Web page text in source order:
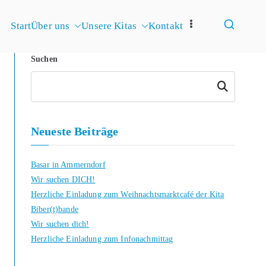
StartÜber uns Unsere Kitas Kontakt
Suchen
Suchen
Neueste Beiträge
Basar in Ammerndorf
Wir suchen DICH!
Herzliche Einladung zum Weihnachtsmarktcafé der Kita
Biber(t)bande
Wir suchen dich!
Herzliche Einladung zum Infonachmittag